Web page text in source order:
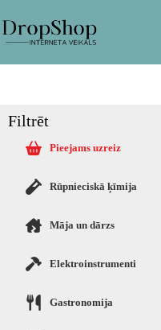
Filtrēt
Pieejams uzreiz
Rūpnieciskā ķīmija
Māja un dārzs
Elektroinstrumenti
Gastronomija